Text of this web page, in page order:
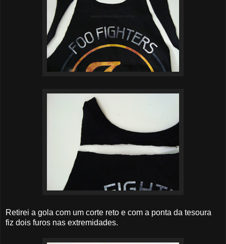
Retirei a gola com um corte reto e com a ponta da tesoura
fiz dois furos nas extremidades.